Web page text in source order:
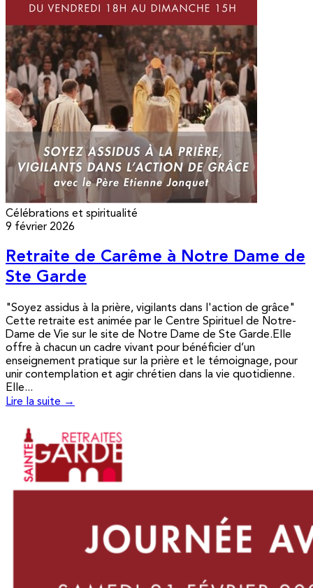
Célébrations et spiritualité
9 février 2026
Retraite de Carême à Notre Dame de
Ste Garde
"Soyez assidus à la prière, vigilants dans l'action de grâce"
Cette retraite est animée par le Centre Spirituel de Notre-
Dame de Vie sur le site de Notre Dame de Ste Garde.Elle
offre à chacun un cadre vivant pour bénéficier d’un
enseignement pratique sur la prière et le témoignage, pour
unir contemplation et agir chrétien dans la vie quotidienne.
Elle...
Lire la suite →